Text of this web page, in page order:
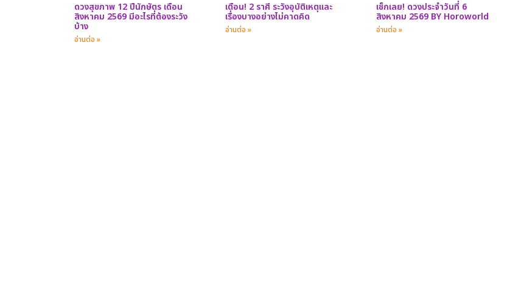
ดวงสุขภาพ 12 ปีนักษัตร เดือน
สิงหาคม 2569 มีอะไรที่ต้องระวัง
บ้าง
อ่านต่อ »
เตือน! 2 ราศี ระวังอุบัติเหตุและ
เรื่องบางอย่างไม่คาดคิด
อ่านต่อ »
เช็กเลย! ดวงประจำวันที่ 6
สิงหาคม 2569 BY Horoworld
อ่านต่อ »